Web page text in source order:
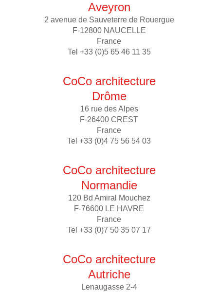
Aveyron
2 avenue de Sauveterre de Rouergue
F-12800 NAUCELLE
France
Tel +33 (0)5 65 46 11 35
CoCo architecture
Drôme
16 rue des Alpes
F-26400 CREST
France
Tel +33 (0)4 75 56 54 03
CoCo architecture
Normandie
120 Bd Amiral Mouchez
F-76600 LE HAVRE
France
Tel +33 (0)7 50 35 07 17
CoCo architecture
Autriche
Lenaugasse 2-4